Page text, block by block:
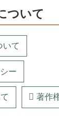
ついて
いて
ー
著作